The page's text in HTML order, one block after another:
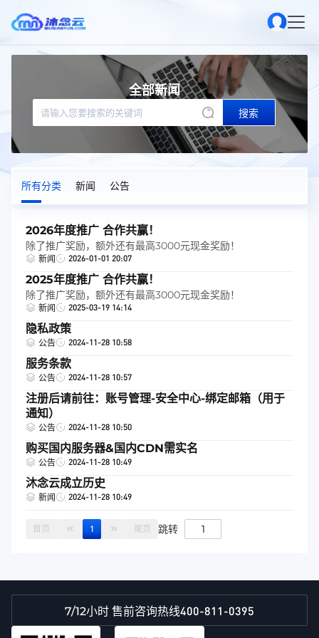
全部新闻
搜索
所有分类 新闻 公告
2026年度推广 合作共赢！
除了推广奖励，额外还有最高3000元现金奖励！
新闻 2026-01-01 20:07
2025年度推广 合作共赢！
除了推广奖励，额外还有最高3000元现金奖励！
新闻 2025-03-19 14:14
隐私政策
公告 2024-11-28 10:58
服务条款
公告 2024-11-28 10:57
注册后请前往：账号管理-安全中心-绑定邮箱（用于
通知）
公告 2024-11-28 10:50
购买国内服务器&国内CDN需实名
公告 2024-11-28 10:49
沐念云成立历史
新闻 2024-11-28 10:49
首页 1 尾页 跳转
7/12小时 售前咨询热线400-811-0395